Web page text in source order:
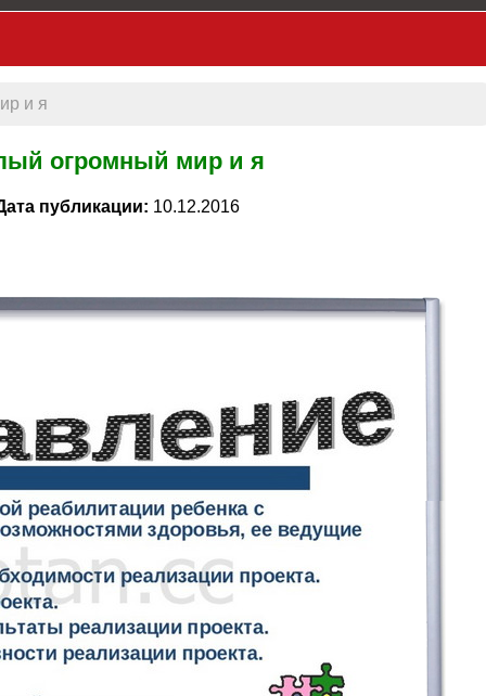
и я
огромный мир и я
публикации: 10.12.2016